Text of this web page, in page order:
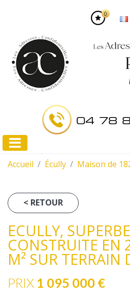
0
04 78
Accueil Écully Maison de
< RETOUR
ECULLY,
CONSTRUITE EN
M² SUR TERRAIN
PRIX 1 095 000 €